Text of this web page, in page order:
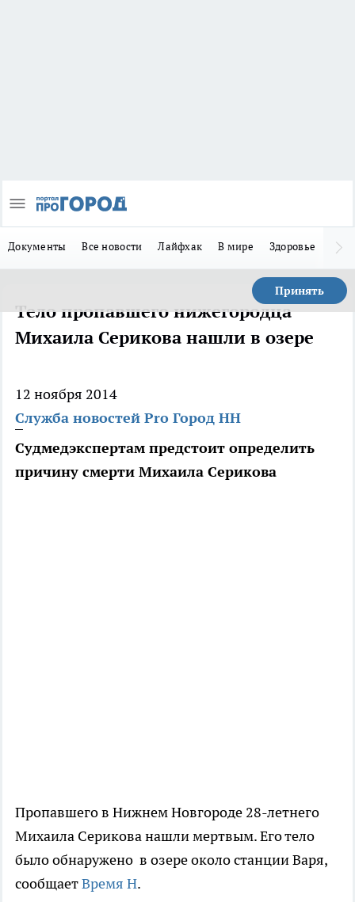
Документы Все новости Лайфхак В мире Здоровье
Принять
Тело пропавшего нижегородца
Михаила Серикова нашли в озере
12 ноября 2014
Служба новостей Pro Город НН
Судмедэкспертам предстоит определить
причину смерти Михаила Серикова
Пропавшего в Нижнем Новгороде 28-летнего
Михаила Серикова нашли мертвым. Его тело
было обнаружено в озере около станции Варя,
сообщаетВремя Н.